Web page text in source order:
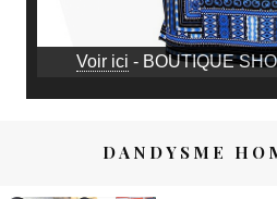
Voir ici - BOUTIQUE
DANDYSME